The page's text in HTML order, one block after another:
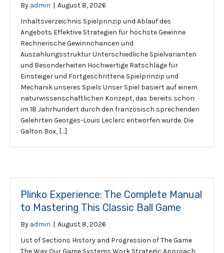
By admin | August 8, 2026
Inhaltsverzeichnis Spielprinzip und Ablauf des
Angebots Effektive Strategien für höchste Gewinne
Rechnerische Gewinnchancen und
Auszahlungsstruktur Unterschiedliche Spielvarianten
und Besonderheiten Hochwertige Ratschläge für
Einsteiger und Fortgeschrittene Spielprinzip und
Mechanik unseres Spiels Unser Spiel basiert auf einem
naturwissenschaftlichen Konzept, das bereits schon
im 18 Jahrhundert durch den französisch sprechenden
Gelehrten Georges-Louis Leclerc entworfen wurde. Die
Galton Box, […]
Plinko Experience: The Complete Manual
to Mastering This Classic Ball Game
By admin | August 8, 2026
List of Sections History and Progression of The Game
The Way Our Game Systems Work Strategic Approach